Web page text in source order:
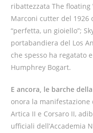
ribattezzata The floating
Marconi cutter del 1926
“perfetta, un gioiello”;
portabandiera del Los
che spesso ha regatato
Humphrey Bogart.
E ancora, le barche
onora la
Artica II e Corsaro II,
ufficiali dell’Accademia